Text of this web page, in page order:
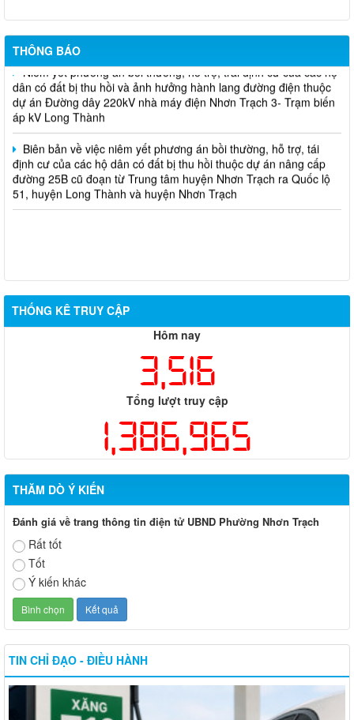
THÔNG BÁO
Trạch, thành phố Đồng Nai
Niêm yết phương án bồi thường, hỗ trợ, trái định cư của các hộ
dân có đất bị thu hồi và ảnh hưởng hành lang đường điện thuộc
dự án Đường dây 220kV nhà máy điện Nhơn Trạch 3- Trạm biến
áp kV Long Thành
Biên bản về việc niêm yết phương án bồi thường, hỗ trợ, tái
định cư của các hộ dân có đất bị thu hồi thuộc dự án nâng cấp
đường 25B cũ đoạn từ Trung tâm huyện Nhơn Trạch ra Quốc lộ
51, huyện Long Thành và huyện Nhơn Trạch
THỐNG KÊ TRUY CẬP
Hôm nay
3,516
Tổng lượt truy cập
1,386,965
THĂM DÒ Ý KIẾN
Đánh giá về trang thông tin điện tử UBND Phường Nhơn Trạch
Rất tốt
Tốt
Ý kiến khác
TIN CHỈ ĐẠO - ĐIỀU HÀNH